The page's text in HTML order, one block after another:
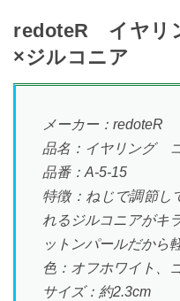
redoteR イヤリ
×ジルコニア
メーカー：redoteR
品名：イヤリング
品番：A-5-15
特徴：ねじで調節し
れるジルコニアがキ
ットンパールだから
色：オフホワイト、
サイズ：約2.3cm